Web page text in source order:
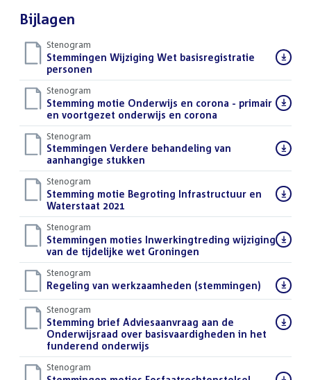
Bijlagen
Stenogram
Download
bestand:
Stemmingen Wijziging Wet basisregistratie
personen
Stenogram
Download
bestand:
Stemming motie Onderwijs en corona - primair
en voortgezet onderwijs en corona
Stenogram
Download
bestand:
Stemmingen Verdere behandeling van
aanhangige stukken
Stenogram
Download
bestand:
Stemming motie Begroting Infrastructuur en
Waterstaat 2021
Stenogram
Download
bestand:
Stemmingen moties Inwerkingtreding wijziging
van de tijdelijke wet Groningen
Stenogram
Download
bestand:
Regeling van werkzaamheden (stemmingen)
Stenogram
Download
bestand:
Stemming brief Adviesaanvraag aan de
Onderwijsraad over basisvaardigheden in het
funderend onderwijs
Stenogram